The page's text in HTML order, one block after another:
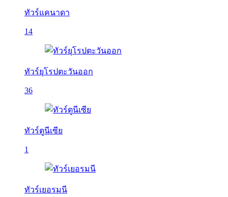
ทัวร์แคนาดา
14
ทัวร์ยุโรปตะวันออก
36
ทัวร์ตูนีเซีย
1
ทัวร์เยอรมนี